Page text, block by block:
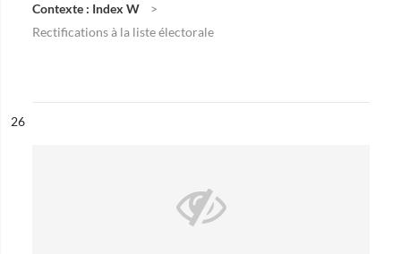
Contexte : Index W
Rectifications à la liste électorale
n°
26